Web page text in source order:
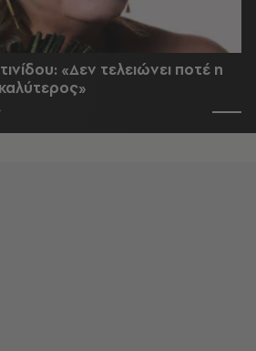
«Δεν τελειώνει ποτέ η